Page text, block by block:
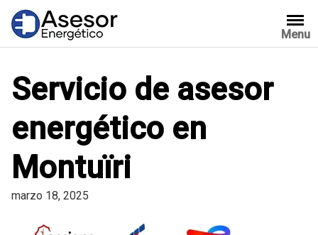
Saltar
contenido
Menu
Servicio de asesor
energético en
Montuïri
marzo 18, 2025